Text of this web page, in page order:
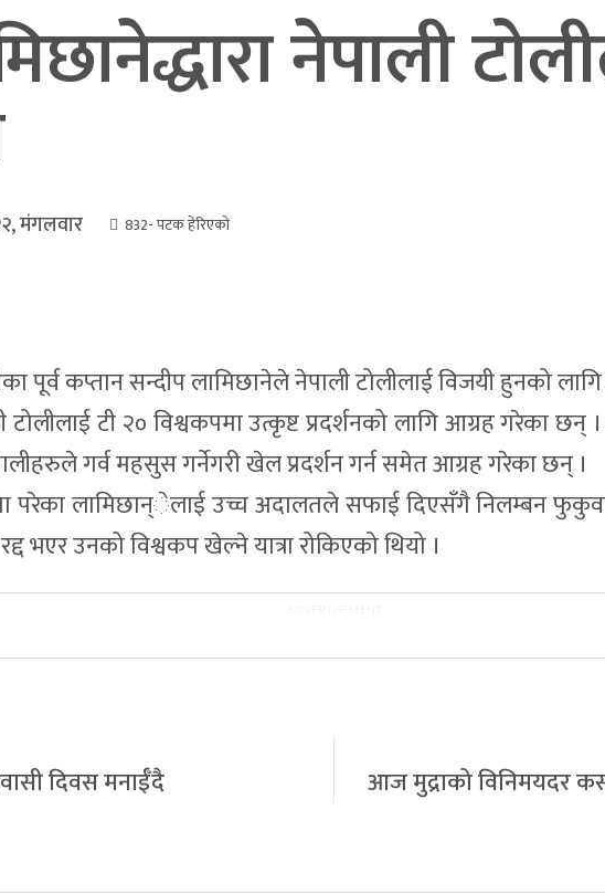
नेपाली
मंगलवार 832- पटक हेरिएको
पूर्व कप्तान सन्दीप लामिछानेले नेपाली टोलीलाई विजयी हुनको
टोलीलाई टी २० विश्वकपमा उत्कृष्ट प्रदर्शनको लागि आग्रह गरेका
गर्व महसुस गर्नेगरी खेल प्रदर्शन गर्न समेत आग्रह गरेका छन् ।
परेका लामिछान्ेलाई उच्च अदालतले सफाई दिएसँगै निलम्बन
भएर उनको विश्वकप खेल्ने यात्रा रोकिएको थियो ।
दिवस मनाईँदै आज मुद्राको विनिमयदर